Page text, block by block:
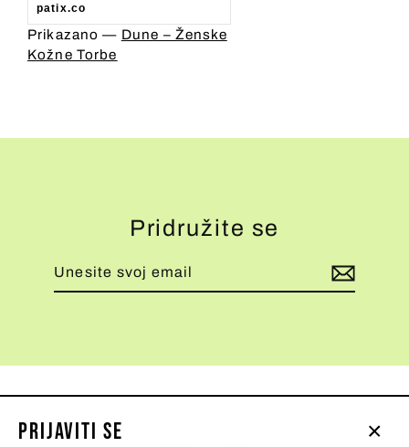
Prijaviti se
patix.co
Prikazano — Dune – Ženske
Kožne Torbe
Pridružite se